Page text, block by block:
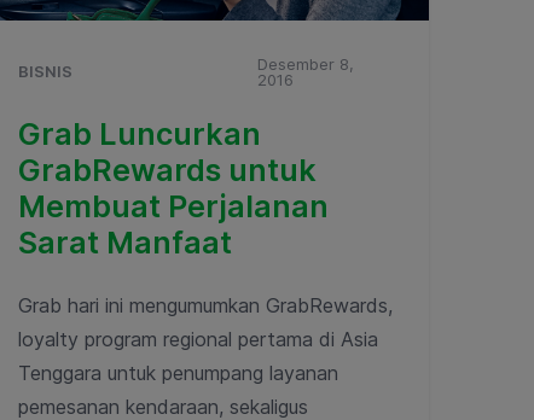
BISNIS
Desember 8,
2016
Grab Luncurkan
GrabRewards untuk
Membuat Perjalanan
Sarat Manfaat
Grab hari ini mengumumkan GrabRewards,
loyalty program regional pertama di Asia
Tenggara untuk penumpang layanan
pemesanan kendaraan, sekaligus